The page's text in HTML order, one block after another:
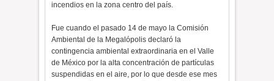
incendios en la zona centro del país.
Fue cuando el pasado 14 de mayo la Comisión
Ambiental de la Megalópolis declaró la
contingencia ambiental extraordinaria en el Valle
de México por la alta concentración de partículas
suspendidas en el aire, por lo que desde ese mes